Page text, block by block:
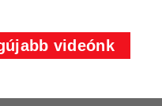
videónk